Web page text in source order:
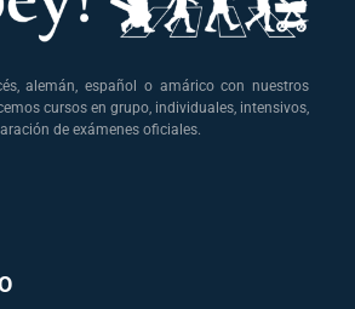
alemán, español o amárico con nuestros
cursos en grupo, individuales, intensivos,
de exámenes oficiales.